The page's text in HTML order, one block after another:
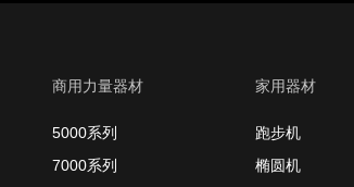
商用力量器材
5000系列
7000系列
家用器材
跑步机
椭圆机